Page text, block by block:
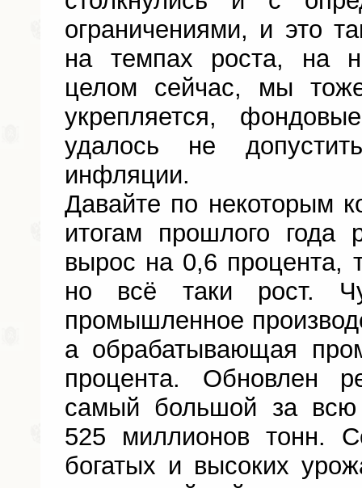
ограничениями, и это
на темпах роста, на
целом сейчас, мы
укрепляется,
удалось не
инфляции.
Давайте по некоторым
итогам прошлого
вырос на 0,6 процента,
но всё таки рост.
промышленное
а обрабатывающая
процента. Обновлен
самый большой за
525 миллионов тонн.
богатых и высоких